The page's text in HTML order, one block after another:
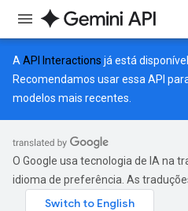
A API Interactions já está
Recomendamos usar essa API
modelos mais recentes.
O Google usa tecnologia de IA na
idioma de preferência. As